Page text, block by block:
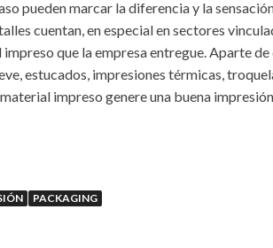
pueden marcar la diferencia y la
cuentan, en especial en sectores
que la empresa entregue. Aparte
estucados, impresiones térmicas,
impreso genere una buena
PACKAGING